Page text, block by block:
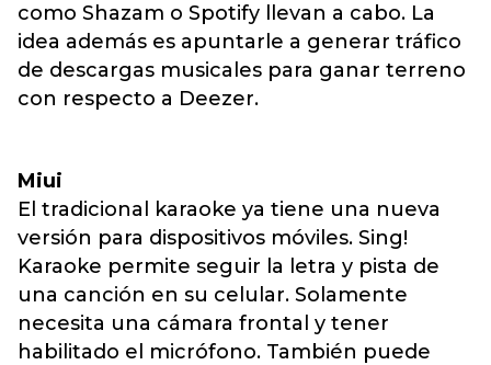
como Shazam o Spotify llevan a cabo. La
idea además es apuntarle a generar tráfico
de descargas musicales para ganar terreno
con respecto a Deezer.
Miui
El tradicional karaoke ya tiene una nueva
versión para dispositivos móviles. Sing!
Karaoke permite seguir la letra y pista de
una canción en su celular. Solamente
necesita una cámara frontal y tener
habilitado el micrófono. También puede